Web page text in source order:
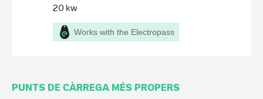
20 kw
Works with the Electropass
PUNTS DE CÀRREGA MÉS PROPERS